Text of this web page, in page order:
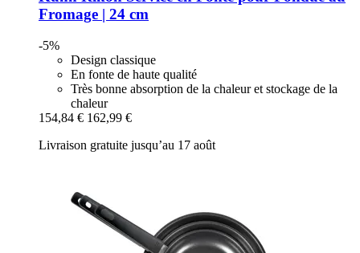
Fromage | 24 cm
-5%
Design classique
En fonte de haute qualité
Très bonne absorption de la chaleur et stockage de la
chaleur
154,84 € 162,99 €
Livraison gratuite jusqu’au 17 août